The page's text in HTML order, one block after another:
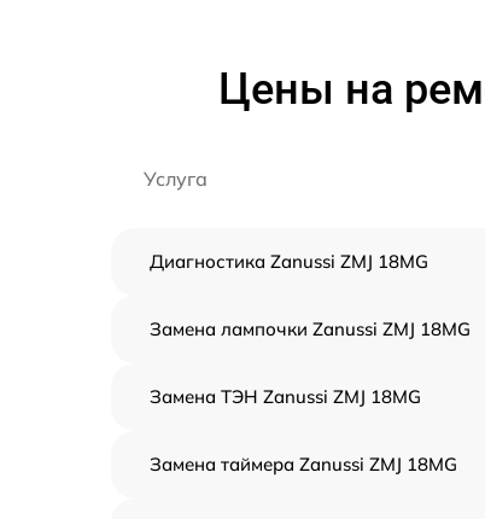
Цены на
Услуга
Диагностика Zanussi ZMJ 18MG
Замена лампочки Zanussi ZMJ 18MG
Замена ТЭН Zanussi ZMJ 18MG
Замена таймера Zanussi ZMJ 18MG